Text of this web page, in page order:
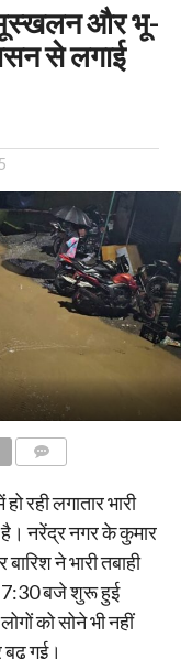
और भू-
से लगाई
रही लगातार भारी
नरेंद्र नगर के कुमार
ने भारी तबाही
7:30 बजे शुरू हुई
को सोने भी नहीं
बढ़ गई।